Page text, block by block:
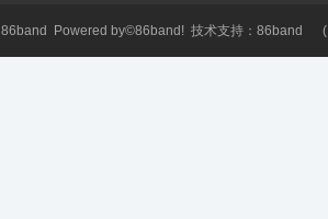
86band Powered by©86band! 技术支持： 86band (